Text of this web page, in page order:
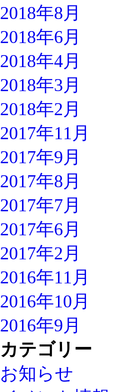
2018年8月
2018年6月
2018年4月
2018年3月
2018年2月
2017年11月
2017年9月
2017年8月
2017年7月
2017年6月
2017年2月
2016年11月
2016年10月
2016年9月
カテゴリー
お知らせ